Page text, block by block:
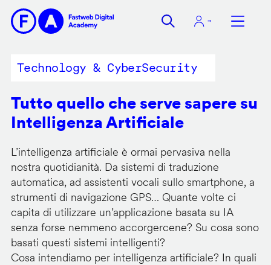
contenuto
Technology & CyberSecurity
Tutto quello che serve sapere su
Intelligenza Artificiale
L’intelligenza artificiale è ormai pervasiva nella
nostra quotidianità. Da sistemi di traduzione
automatica, ad assistenti vocali sullo smartphone, a
strumenti di navigazione GPS… Quante volte ci
capita di utilizzare un’applicazione basata su IA
senza forse nemmeno accorgercene? Su cosa sono
basati questi sistemi intelligenti?
Cosa intendiamo per intelligenza artificiale? In quali